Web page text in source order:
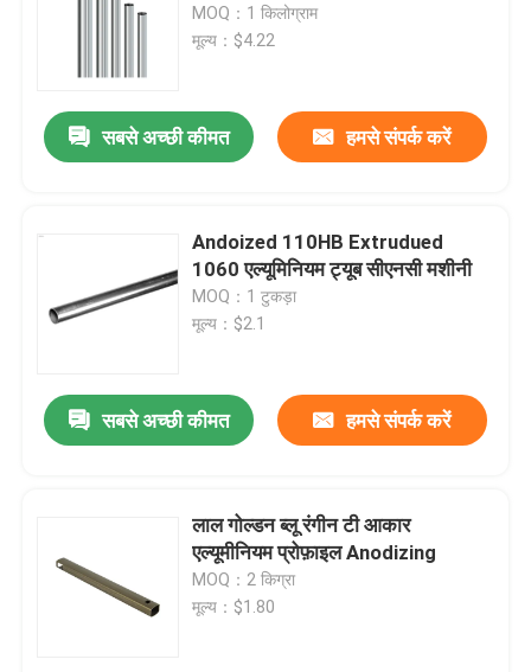
MOQ：1 किलोग्राम
मूल्य：$4.22
सबसे अच्छी कीमत हमसे संपर्क करें
Andoized 110HB Extrudued
1060 एल्यूमिनियम ट्यूब सीएनसी मशीनी
MOQ：1 टुकड़ा
मूल्य：$2.1
सबसे अच्छी कीमत हमसे संपर्क करें
लाल गोल्डन ब्लू रंगीन टी आकार
एल्यूमीनियम प्रोफ़ाइल Anodizing
MOQ：2 किग्रा
मूल्य：$1.80